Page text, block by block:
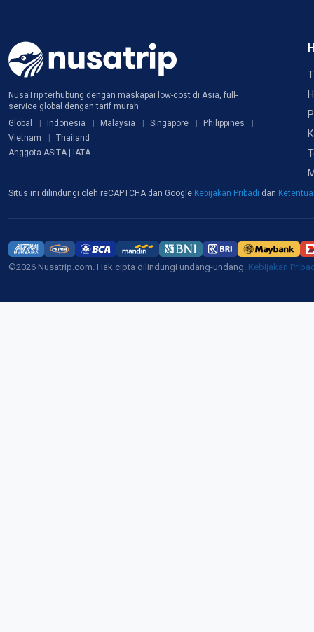
NusaTrip terhubung dengan maskapai low-cost di Asia, full-
service global dengan tarif murah
Global
Indonesia Malaysia Singapore
Philippines
Vietnam
Thailand
Anggota ASITA | IATA
Situs ini dilindungi oleh reCAPTCHA dan Google Kebijakan Pribadi dan
©2026 Nusatrip.com. Hak cipta dilindungi undang-undang. Kebijakan